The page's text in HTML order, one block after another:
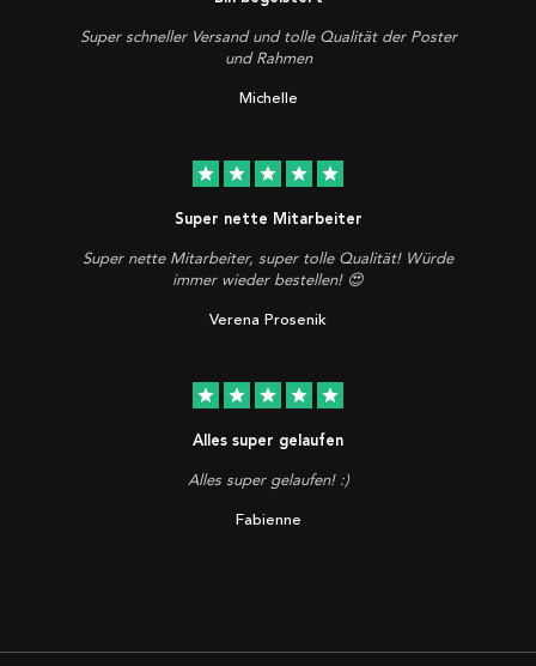
Super schneller Versand und tolle Qualität der Poster
und Rahmen
Michelle
star star star star star
Super nette Mitarbeiter
Super nette Mitarbeiter, super tolle Qualität! Würde
immer wieder bestellen! 😍
Verena Prosenik
star star star star star
Alles super gelaufen
Alles super gelaufen! :)
Fabienne